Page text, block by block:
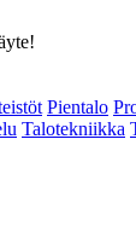
Pientalo
Talotekniikka